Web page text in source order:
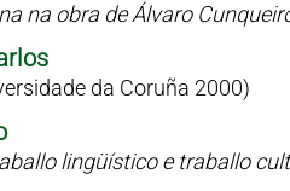
na obra de Álvaro
da Coruña 2000)
lingüístico e traballo